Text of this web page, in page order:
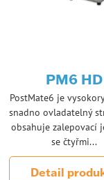
PM6 HD
PostMate6 je
snadno ovladatelný
obsahuje zalepovací
se čtyřmi...
Detail